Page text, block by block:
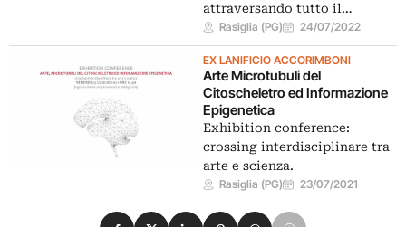
attraversando tutto il…
Rasiglia (PG) 24/07/2022
EX LANIFICIO ACCORIMBONI
Arte Microtubuli del
Citoscheletro ed Informazione
Epigenetica
Exhibition conference:
crossing interdisciplinare tra
arte e scienza.
Rasiglia (PG) 23/07/2021
Condividi su Facebook
Condividi su X
Condividi su LinkedIn
Condividi su Pinterest
Condividi su WhatsApp
Condividi su Email